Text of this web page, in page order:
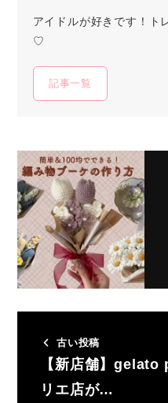
アイドルが好きです！ト
♡
記事一覧
古い投稿
【新店舗】
リエ店が…